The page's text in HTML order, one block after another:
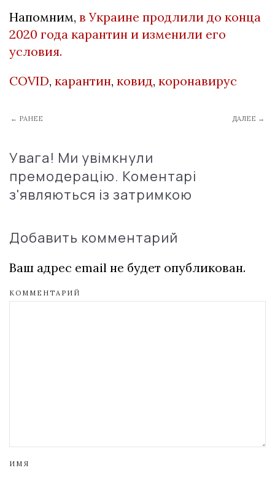
Напомним, в Украине продлили до конца
2020 года карантин и изменили его
условия.
COVID, карантин, ковид, коронавирус
← РАНЕЕ ДАЛЕЕ →
Увага! Ми увімкнули
премодерацію. Коментарі
з'являються із затримкою
Добавить комментарий
Ваш адрес email не будет опубликован.
КОММЕНТАРИЙ
ИМЯ